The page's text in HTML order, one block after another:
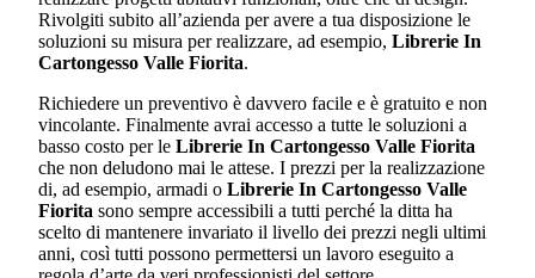
Rivolgiti subito all’azienda per avere a tua disposizione le
soluzioni su misura per realizzare, ad esempio, Librerie In
Cartongesso Valle Fiorita.
Richiedere un preventivo è davvero facile e è gratuito e non
vincolante. Finalmente avrai accesso a tutte le soluzioni a
basso costo per le Librerie In Cartongesso Valle Fiorita
che non deludono mai le attese. I prezzi per la realizzazione
di, ad esempio, armadi o Librerie In Cartongesso Valle
Fiorita sono sempre accessibili a tutti perché la ditta ha
scelto di mantenere invariato il livello dei prezzi negli ultimi
anni, così tutti possono permettersi un lavoro eseguito a